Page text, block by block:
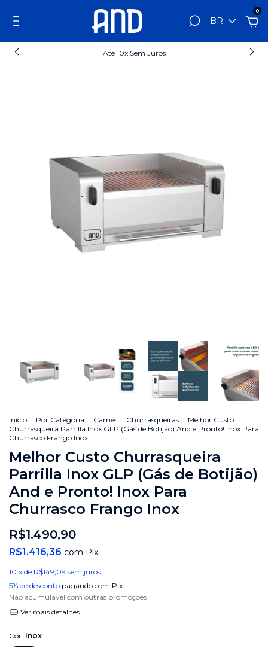
BR
0
Até 10x Sem Juros
Início . Por Categoria . Carnes . Churrasqueiras . Melhor Custo
Churrasqueira Parrilla Inox GLP (Gás de Botijão) And e Pronto! Inox Para
Churrasco Frango Inox
Melhor Custo Churrasqueira
Parrilla Inox GLP (Gás de Botijão)
And e Pronto! Inox Para
Churrasco Frango Inox
R$1.490,90
R$1.416,36 com Pix
10 x de R$149,09 sem juros
5% de desconto pagando com Pix
Não acumulável com outras promoções
Ver mais detalhes
Cor: Inox